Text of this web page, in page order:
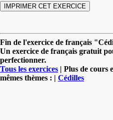
Fin de l'exercice de français
Un exercice de français gratuit
perfectionner.
Tous les exercices | Plus de cours
mêmes thèmes : | Cédilles